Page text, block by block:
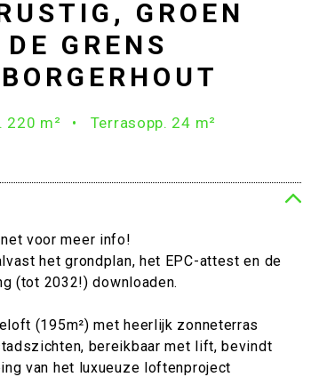
GROEN
GRENS
220 m² Terrasopp. 24 m²
voor meer info!
het grondplan, het EPC-attest en de
(tot 2032!) downloaden.
(195m²) met heerlijk zonneterras
bereikbaar met lift, bevindt
van het luxueuze loftenproject